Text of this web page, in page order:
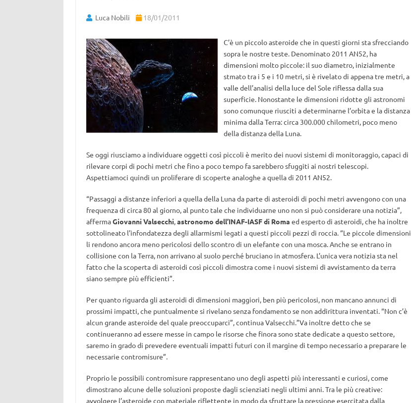
Luca Nobili 18/01/2011
C’è un piccolo asteroide che in questi giorni sta sfrecciando
sopra le nostre teste. Denominato 2011 AN52, ha
dimensioni molto piccole: il suo diametro, inizialmente
stmato tra i 5 e i 10 metri, si è rivelato di appena tre metri, a
valle dell’analisi della luce del Sole riflessa dalla sua
superficie. Nonostante le dimensioni ridotte gli astronomi
sono comunque riusciti a determinarne l’orbita e la distanza
minima dalla Terra: circa 300.000 chilometri, poco meno
della distanza della Luna.
Se oggi riusciamo a individuare oggetti così piccoli è merito dei nuovi sistemi di monitoraggio, capaci di
rilevare corpi di pochi metri che fino a poco tempo fa sarebbero sfuggiti ai nostri telescopi.
Aspettiamoci quindi un proliferare di scoperte analoghe a quella di 2011 AN52.
“Passaggi a distanze inferiori a quella della Luna da parte di asteroidi di pochi metri avvengono con una
frequenza di circa 80 al giorno, al punto tale che individuarne uno non si può considerare una notizia”,
affermaGiovanni Valsecchi,astronomo dell’INAF-IASF di Roma ed esperto di asteroidi, che ha inoltre
sottolineato l’infondatezza degli allarmismi legati a questi piccoli pezzi di roccia. “Le piccole dimensioni
li rendono ancora meno pericolosi dello scontro di un elefante con una mosca. Anche se entrano in
collisione con la Terra, non arrivano al suolo perché bruciano in atmosfera. L’unica vera notizia sta nel
fatto che la scoperta di asteroidi così piccoli dimostra come i nuovi sistemi di avvistamento da terra
siano sempre più efficienti”.
Per quanto riguarda gli asteroidi di dimensioni maggiori, ben più pericolosi, non mancano annunci di
prossimi impatti, che puntualmente si rivelano senza fondamento se non addirittura inventati. “Non c’è
alcun grande asteroide del quale preoccuparci”, continua Valsecchi.”Va inoltre detto che se
continueranno ad essere messe in campo le risorse che finora sono state dedicate a questo settore,
saremo in grado di prevedere eventuali impatti futuri con il margine di tempo necessario a preparare le
necessarie contromisure”.
Proprio le possibili contromisure rappresentano uno degli aspetti più interessanti e curiosi, come
dimostrano alcune delle soluzioni proposte dagli scienziati negli ultimi anni. Tra le più creative:
avvolgere l’asteroide con materiale riflettente in modo da sfruttare la pressione esercitata dalla